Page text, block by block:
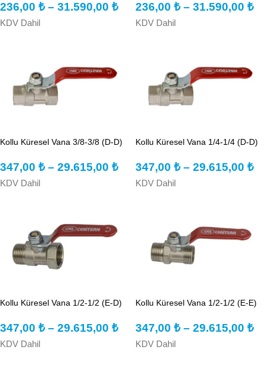
236,00 ₺ – 31.590,00 ₺
KDV Dahil
236,00 ₺ – 31.590,00 ₺
KDV Dahil
Kollu Küresel Vana 3/8-3/8 (D-D)
347,00 ₺ – 29.615,00 ₺
KDV Dahil
Kollu Küresel Vana 1/4-1/4 (D-D)
347,00 ₺ – 29.615,00 ₺
KDV Dahil
Kollu Küresel Vana 1/2-1/2 (E-D)
347,00 ₺ – 29.615,00 ₺
KDV Dahil
Kollu Küresel Vana 1/2-1/2 (E-E)
347,00 ₺ – 29.615,00 ₺
KDV Dahil